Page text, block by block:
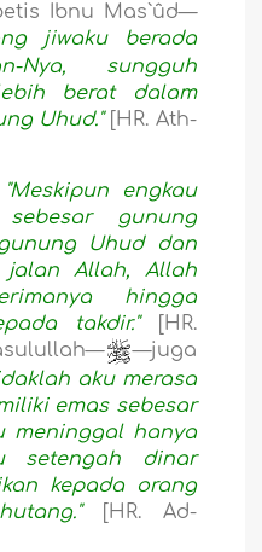
Ibnu Mas`ûd—
jiwaku berada
Nya, sungguh
berat dalam
Uhud."[HR. Ath-
"Meskipun engkau
gunung
Uhud dan
jalan Allah, Allah
hingga
takdir."
[HR.
—juga
aku merasa
emas sebesar
meninggal hanya
setengah dinar
kepada orang
[HR. Ad-